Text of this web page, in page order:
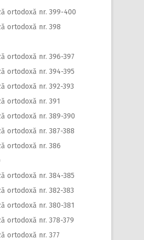
ortodoxă nr. 399-400
ortodoxă nr. 398
ortodoxă nr. 396-397
ortodoxă nr. 394-395
ortodoxă nr. 392-393
ortodoxă nr. 391
ortodoxă nr. 389-390
ortodoxă nr. 387-388
ortodoxă nr. 386
ortodoxă nr. 384-385
ortodoxă nr. 382-383
ortodoxă nr. 380-381
ortodoxă nr. 378-379
ortodoxă nr. 377